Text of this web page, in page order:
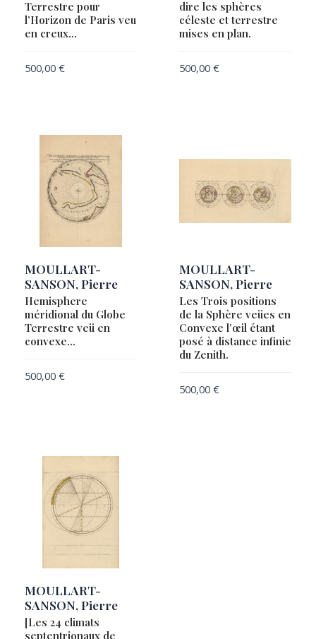
Terrestre pour
l’Horizon de Paris veu
en creux…
500,00 €
dire les sphères
céleste et terrestre
mises en plan.
500,00 €
MOULLART-
SANSON, Pierre
Hemisphere
méridional du Globe
Terrestre veü en
convexe…
500,00 €
MOULLART-
SANSON, Pierre
Les Trois positions
de la Sphère veües en
Convexe l’œil étant
posé à distance infinie
du Zenith.
500,00 €
MOULLART-
SANSON, Pierre
[Les 24 climats
septentrionaux de